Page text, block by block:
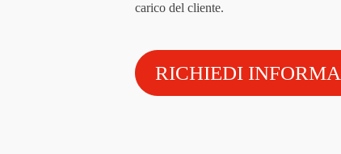
carico del cliente.
RICHIEDI